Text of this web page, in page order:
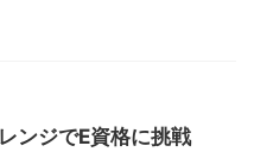
ンジでE資格に挑戦